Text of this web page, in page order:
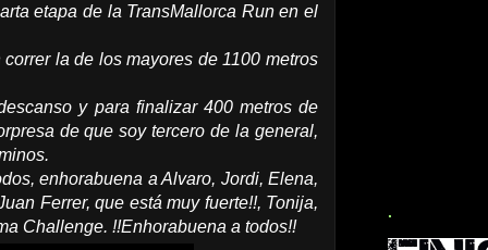
etapa de la TransMallorca Run en el
la de los mayores de 1100 metros
y para finalizar 400 metros de
de que soy tercero de la general,
enhorabuena a Alvaro, Jordi, Elena,
Ferrer, que está muy fuerte!!, Tonija,
Challenge. !!Enhorabuena a todos!!
.